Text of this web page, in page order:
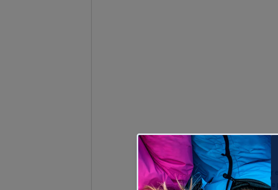
Este evento es la apuesta definitiva
deporte de élite con un ocio nocturno